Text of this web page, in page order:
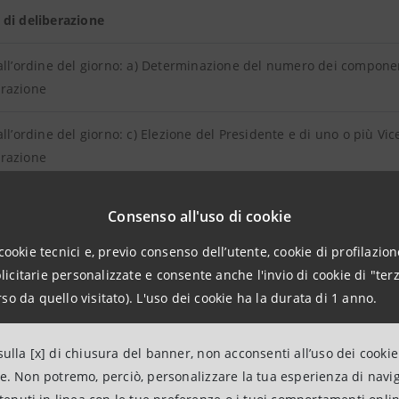
Consenso all'uso di cookie
tecnici e, previo consenso dell’utente, cookie di
personalizzate e consente anche l'invio di cookie di
da quello visitato). L'uso dei cookie ha la durata di 1 anno.
[x] di chiusura del banner, non acconsenti all’uso dei
Non potremo, perciò, personalizzare la tua esperienza di
deliberazione
del giorno: a) Determinazione del numero dei
del giorno: c) Elezione del Presidente e di uno o più
del giorno: b) Determinazione del compenso dei
sulla composizione qualitativa e quantitativa del Consiglio di
in merito alla procedura di nomina del Consiglio di
Gestione